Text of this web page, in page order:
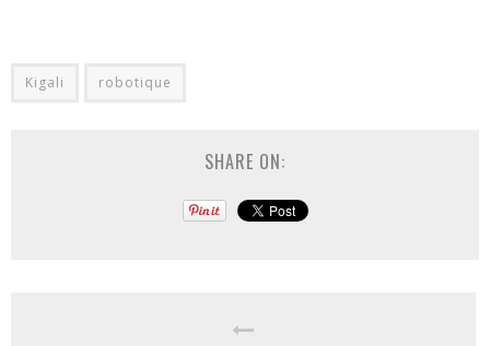
Kigali robotique
SHARE ON: